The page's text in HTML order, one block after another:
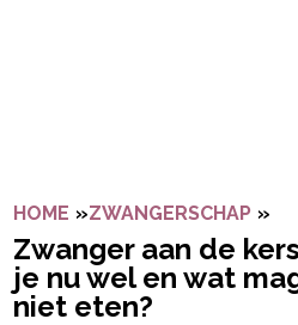
HOME »ZWANGERSCHAP »
Zwanger aan de
je nu wel en wat
niet eten?